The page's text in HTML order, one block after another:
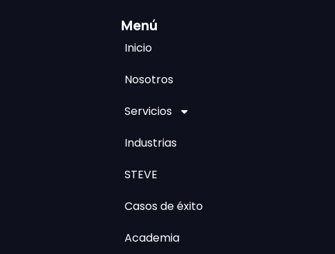
Menú
Inicio
Nosotros
Servicios
Industrias
STEVE
Casos de éxito
Academia